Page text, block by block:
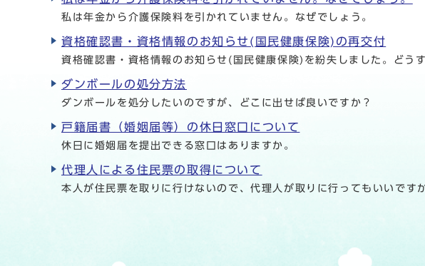
私は年金から介護保険料を引かれていません。なぜでしょう。
資格確認書・資格情報のお知らせ(国民健康保険)の再交付
資格確認書・資格情報のお知らせ(国民健康保険)を紛失しました。どう
ダンボールの処分方法
ダンボールを処分したいのですが、どこに出せば良いですか？
戸籍届書（婚姻届等）の休日窓口について
休日に婚姻届を提出できる窓口はありますか。
代理人による住民票の取得について
本人が住民票を取りに行けないので、代理人が取りに行ってもいいです